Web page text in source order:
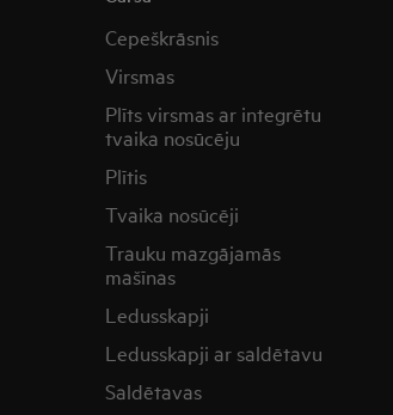
Cepeškrāsnis
Virsmas
Plīts virsmas ar integrētu
tvaika nosūcēju
Plītis
Tvaika nosūcēji
Trauku mazgājamās
mašīnas
Ledusskapji
Ledusskapji ar saldētavu
Saldētavas